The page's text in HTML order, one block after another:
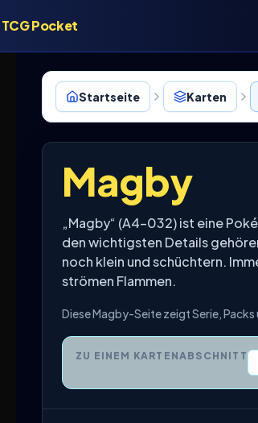
Pocket
Startseite Karten
Magby
„Magby“ (A4-032) ist eine
den wichtigsten Details
noch klein und schüchtern.
strömen Flammen.
Diese Magby-Seite zeigt Serie,
ZU EINEM KARTENABSCHNITT